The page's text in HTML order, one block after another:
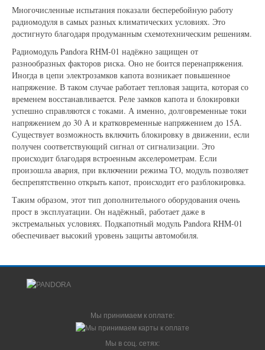
Многочисленные испытания показали бесперебойную работу
радиомодуля в самых разных климатических условиях. Это
достигнуто благодаря продуманным схемотехническим решениям.
Радиомодуль Pandora RHM-01 надёжно защищен от
разнообразных факторов риска. Оно не боится перенапряжения.
Иногда в цепи электрозамков капота возникает повышенное
напряжение. В таком случае работает тепловая защита, которая со
временем восстанавливается. Реле замков капота и блокировки
успешно справляются с токами. А именно, долговременные токи
напряжением до 30 А и кратковременные напряжением до 15А.
Существует возможность включить блокировку в движении, если
получен соответствующий сигнал от сигнализации. Это
происходит благодаря встроенным акселерометрам. Если
произошла авария, при включении режима ТО, модуль позволяет
беспрепятственно открыть капот, происходит его разблокировка.
Таким образом, этот тип дополнительного оборудования очень
прост в эксплуатации. Он надёжный, работает даже в
экстремальных условиях. Подкапотный модуль Pandora RHM-01
обеспечивает высокий уровень защиты автомобиля.
Мы принимаем к оплате:
Мы в соц. сетях: